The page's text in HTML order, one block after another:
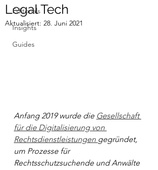
Editorials
Insights
Guides
Legal Tech
Aktualisiert: 28. Juni 2021
Anfang 2019 wurde die Gesellschaft
für die Digitalisierung von
Rechtsdienstleistungen gegründet,
um Prozesse für
Rechtsschutzsuchende und Anwälte